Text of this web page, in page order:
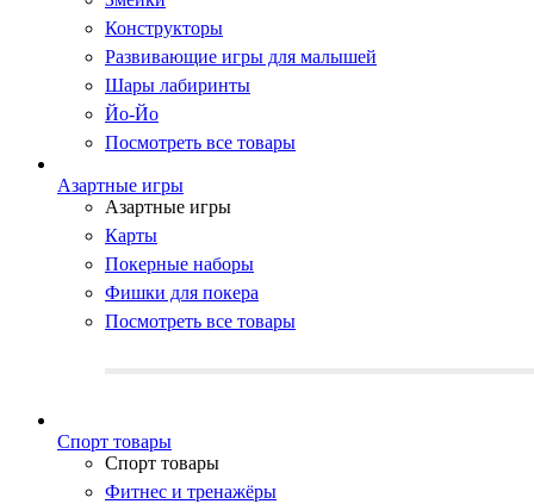
Конструкторы
Развивающие игры для малышей
Шары лабиринты
Йо-Йо
Посмотреть все товары
Азартные игры
Азартные игры
Карты
Покерные наборы
Фишки для покера
Посмотреть все товары
Cпорт товары
Cпорт товары
Фитнес и тренажёры